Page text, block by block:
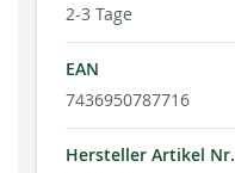
2-3 Tage
EAN
7436950787716
Hersteller Artikel Nr.